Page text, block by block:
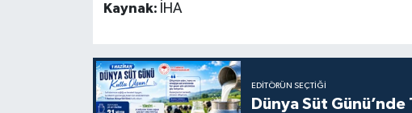
Kaynak: İHA
EDITÖRÜN SEÇTIĞI
Dünya Süt